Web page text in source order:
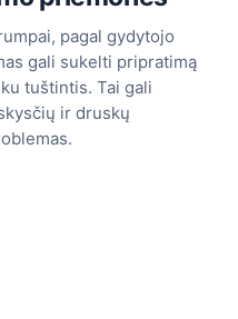
pagal gydytojo
gali sukelti pripratimą
tuštintis. Tai gali
ir druskų